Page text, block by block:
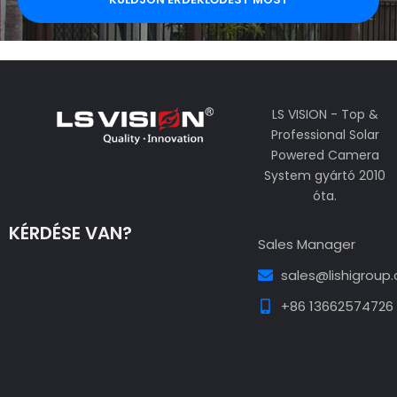
LS VISION - Top &
Professional Solar
Powered Camera
System gyártó 2010
óta.
KÉRDÉSE VAN?
Sales Manager
+86 13662574726